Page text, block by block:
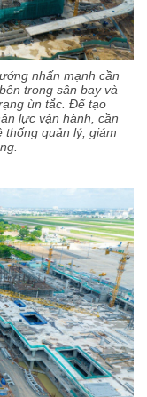
nhấn mạnh cần
trong sân bay và
ùn tắc. Để tạo
lực vận hành, cần
thống quản lý, giám